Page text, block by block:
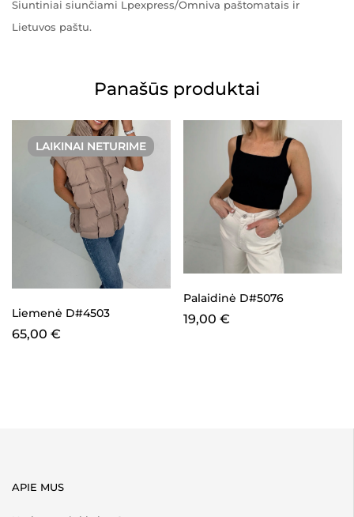
Siuntiniai siunčiami Lpexpress/Omniva paštomatais ir
Lietuvos paštu.
Panašūs produktai
LAIKINAI NETURIME
Liemenė D#4503
65,00 €
Palaidinė D#5076
19,00 €
APIE MUS